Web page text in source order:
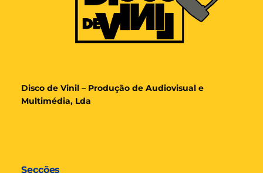
Disco de Vinil – Produção de Audiovisual e
Multimédia, Lda
Secções